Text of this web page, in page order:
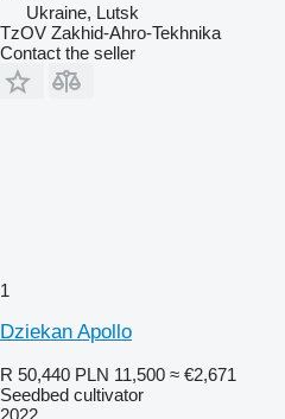
Ukraine, Lutsk
TzOV Zakhid-Ahro-Tekhnika
Contact the seller
1
Dziekan Apollo
R 50,440 PLN 11,500 ≈ €2,671
Seedbed cultivator
2022